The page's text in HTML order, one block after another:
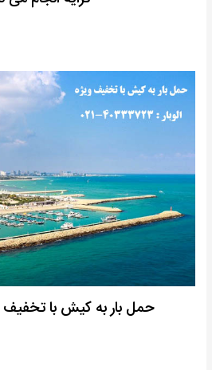
حمل بار به کیش با تخفیف